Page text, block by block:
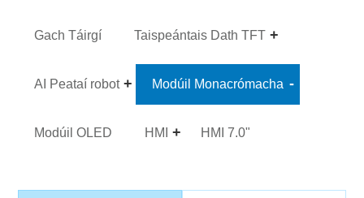
Gach Táirgí Taispeántais Dath TFT
AI Peataí robot Modúil Monacrómacha
Modúil OLED HMI HMI 7.0"